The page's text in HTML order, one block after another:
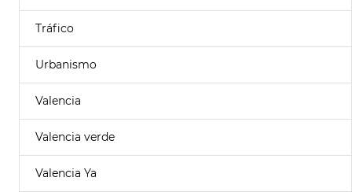
Tráfico
Urbanismo
Valencia
Valencia verde
Valencia Ya